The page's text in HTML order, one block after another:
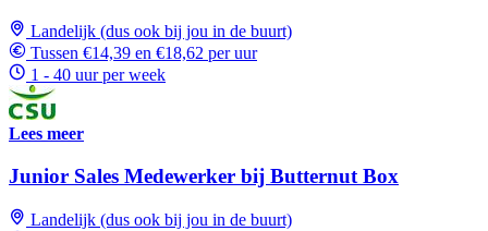
Landelijk (dus ook bij jou in de buurt)
Tussen €14,39 en €18,62 per uur
1 - 40 uur per week
Lees meer
Junior Sales Medewerker bij Butternut Box
Landelijk (dus ook bij jou in de buurt)